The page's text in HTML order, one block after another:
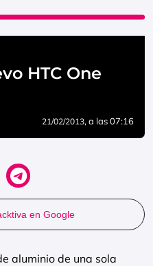
HTC One
21/02/2013, a las 07:16
en Google
aluminio de una sola